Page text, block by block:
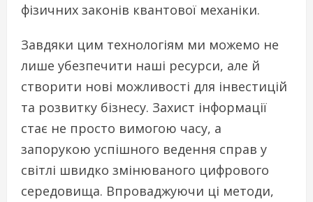
фізичних законів квантової механіки.
Завдяки цим технологіям ми можемо не
лише убезпечити наші ресурси, але й
створити нові можливості для інвестицій
та розвитку бізнесу. Захист інформації
стає не просто вимогою часу, а
запорукою успішного ведення справ у
світлі швидко змінюваного цифрового
середовища. Впроваджуючи ці методи,